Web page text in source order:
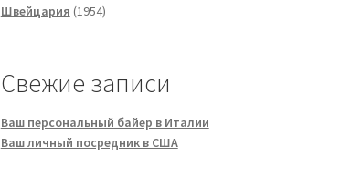
Швейцария 19541954
Свежие записи
Ваш персональный байер в Италии
Ваш личный посредник в США